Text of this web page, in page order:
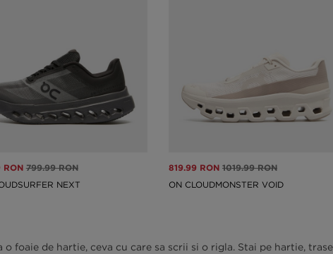
RON 799.99 RON
NEXT
819.99 RON 1019.99 RON
ON CLOUDMONSTER VOID
foaie de hartie, ceva cu care sa scrii si o rigla. Stai pe hartie,